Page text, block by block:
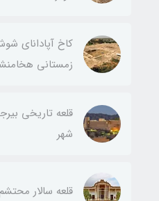
کاخ آپادانای
زمستانی
قلعه تاریخی
شهر
قلعه سالار